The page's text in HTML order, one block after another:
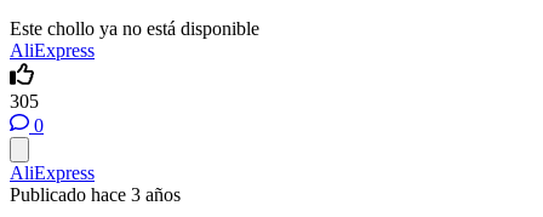
Este chollo ya no está disponible
AliExpress
305
0
AliExpress
Publicado hace 3 años